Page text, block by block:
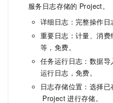
服务日志存储的 Project。
详细日志：完整操作日
重要日志：计量、消费
等，免费。
任务运行日志：数据导
运行日志，免费。
日志存储位置：选择已
Project 进行存储。